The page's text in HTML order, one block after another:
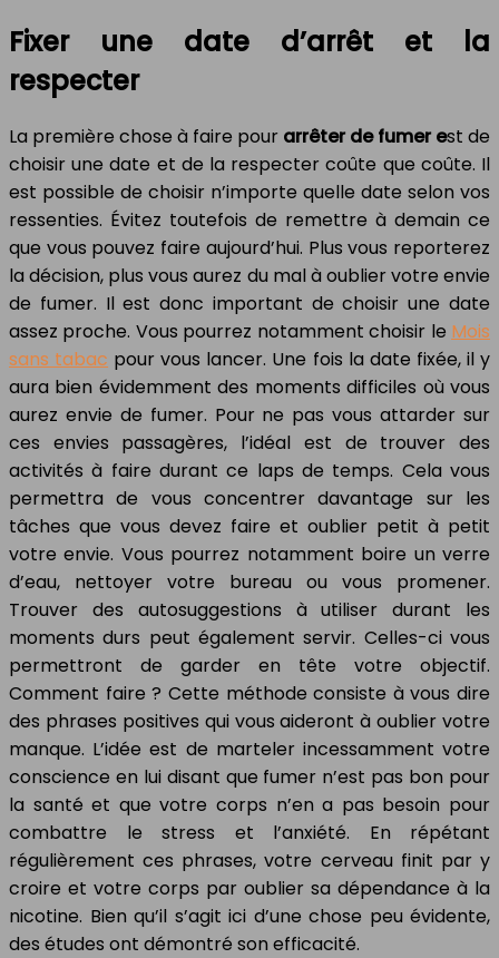
Fixer une date d’arrêt et la
respecter
La première chose à faire pour arrêter de fumer est de
choisir une date et de la respecter coûte que coûte. Il
est possible de choisir n’importe quelle date selon vos
ressenties. Évitez toutefois de remettre à demain ce
que vous pouvez faire aujourd’hui. Plus vous reporterez
la décision, plus vous aurez du mal à oublier votre envie
de fumer. Il est donc important de choisir une date
assez proche. Vous pourrez notamment choisir le Mois
sans tabac pour vous lancer. Une fois la date fixée, il y
aura bien évidemment des moments difficiles où vous
aurez envie de fumer. Pour ne pas vous attarder sur
ces envies passagères, l’idéal est de trouver des
activités à faire durant ce laps de temps. Cela vous
permettra de vous concentrer davantage sur les
tâches que vous devez faire et oublier petit à petit
votre envie. Vous pourrez notamment boire un verre
d’eau, nettoyer votre bureau ou vous promener.
Trouver des autosuggestions à utiliser durant les
moments durs peut également servir. Celles-ci vous
permettront de garder en tête votre objectif.
Comment faire ? Cette méthode consiste à vous dire
des phrases positives qui vous aideront à oublier votre
manque. L’idée est de marteler incessamment votre
conscience en lui disant que fumer n’est pas bon pour
la santé et que votre corps n’en a pas besoin pour
combattre le stress et l’anxiété. En répétant
régulièrement ces phrases, votre cerveau finit par y
croire et votre corps par oublier sa dépendance à la
nicotine. Bien qu’il s’agit ici d’une chose peu évidente,
des études ont démontré son efficacité.